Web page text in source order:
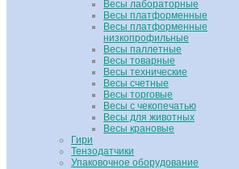
Весы лабораторные
Весы платформенные
Весы платформенные
низкопрофильные
Весы паллетные
Весы товарные
Весы технические
Весы счетные
Весы торговые
Весы с чекопечатью
Весы для животных
Весы крановые
Гири
Тензодатчики
Упаковочное оборудование